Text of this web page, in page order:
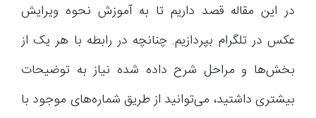
در این مقاله قصد داریم تا به آموزش نحوه ویرایش
عکس در تلگرام بپردازیم. چنانچه در رابطه با هر یک از
بخش‌ها و مراحل شرح داده شده نیاز به توضیحات
بیشتری داشتید، می‌توانید از طریق شماره‌های موجود با